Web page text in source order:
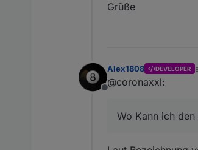
Grüße
Offline
Alex1808 DEVELOPER
@coronaxxl:
Wo Kann ich